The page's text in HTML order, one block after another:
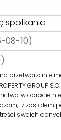
spotkania
przetwarzanie
GROUP
w obrocie
iż zostałem
swoich